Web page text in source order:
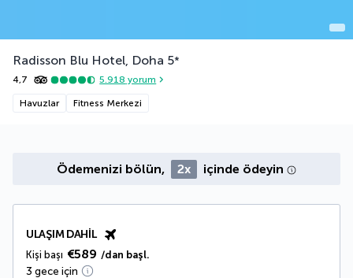
Radisson Blu Hotel, Doha 5*
4,7 5.918 yorum
Havuzlar Fitness Merkezi
Ödemenizi bölün, 2x içinde ödeyin
ULAŞIM DAHIL
Kişi başı €589 /dan başl.
3 gece için